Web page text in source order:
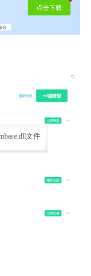
文件